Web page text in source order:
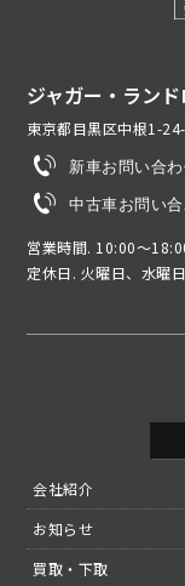
会社紹介
お知らせ
買取・下取
ジャガー・ラン
東京都目黒区中根1-
新車お問い
中古車お問
営業時間. 10:00～
定休日. 火曜日、水曜日